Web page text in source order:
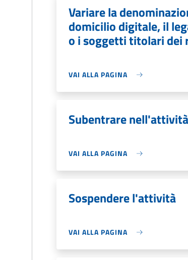
Variare la
domicilio digitale, il
o i soggetti titolari dei
VAI ALLA PAGINA
Subentrare nell'attività
VAI ALLA PAGINA
Sospendere l'attività
VAI ALLA PAGINA